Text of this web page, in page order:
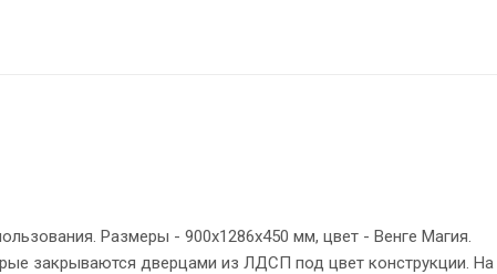
Размеры - 900х1286х450 мм, цвет - Венге Магия.
закрываются дверцами из ЛДСП под цвет конструкции. На